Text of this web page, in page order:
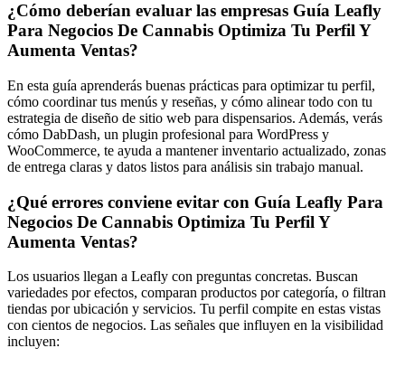
¿Cómo deberían evaluar las empresas Guía Leafly
Para Negocios De Cannabis Optimiza Tu Perfil Y
Aumenta Ventas?
En esta guía aprenderás buenas prácticas para optimizar tu perfil,
cómo coordinar tus menús y reseñas, y cómo alinear todo con tu
estrategia de diseño de sitio web para dispensarios. Además, verás
cómo DabDash, un plugin profesional para WordPress y
WooCommerce, te ayuda a mantener inventario actualizado, zonas
de entrega claras y datos listos para análisis sin trabajo manual.
¿Qué errores conviene evitar con Guía Leafly Para
Negocios De Cannabis Optimiza Tu Perfil Y
Aumenta Ventas?
Los usuarios llegan a Leafly con preguntas concretas. Buscan
variedades por efectos, comparan productos por categoría, o filtran
tiendas por ubicación y servicios. Tu perfil compite en estas vistas
con cientos de negocios. Las señales que influyen en la visibilidad
incluyen: